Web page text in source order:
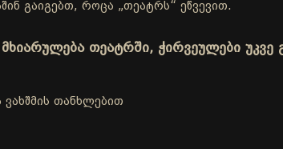
გაიგებთ, როცა „თეატრს“ ეწვევით.
თეატრში, ჭირვეულები
თანხლებით